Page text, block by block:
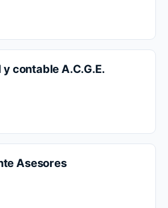
contable A.C.G.E.
Asesores